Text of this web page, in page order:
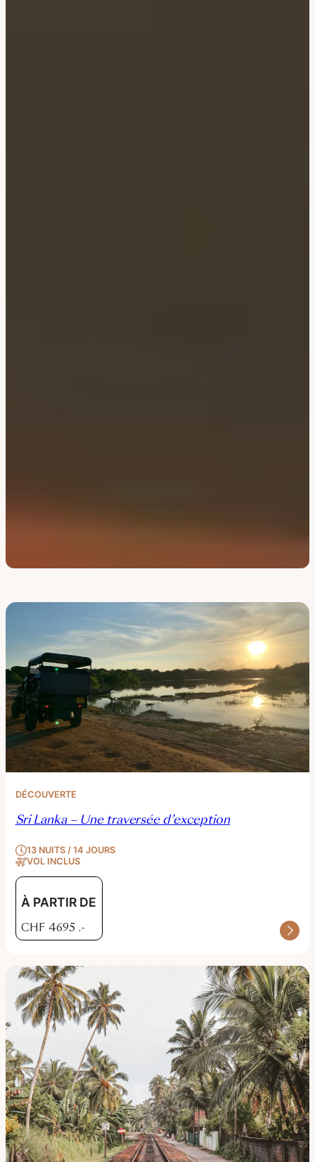
DÉCOUVERTE
Sri Lanka – Une traversée d’exception
13 NUITS / 14 JOURS
VOL INCLUS
À PARTIR DE
CHF 4695 .-